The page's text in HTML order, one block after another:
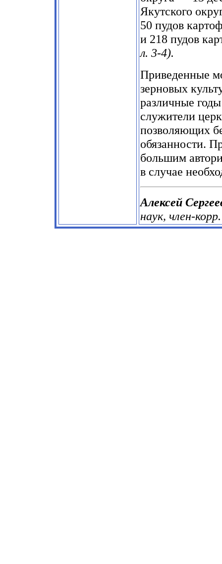
Якутского
50 пудов
и 218 пудов
л. 3-4).
Приведенные
зерновых
различные
служители
позволяющих
обязанности.
большим
в случае
Алексей
наук, член-